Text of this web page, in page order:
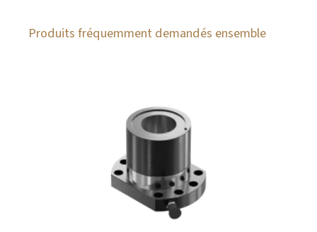
Produits fréquemment demandés ensemble